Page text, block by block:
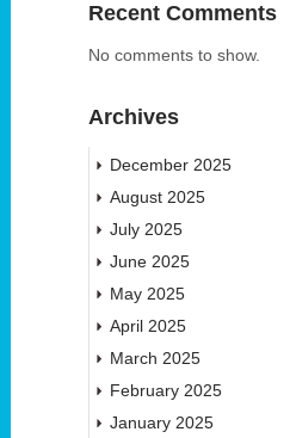
Recent Comments
No comments to show.
Archives
December 2025
August 2025
July 2025
June 2025
May 2025
April 2025
March 2025
February 2025
January 2025